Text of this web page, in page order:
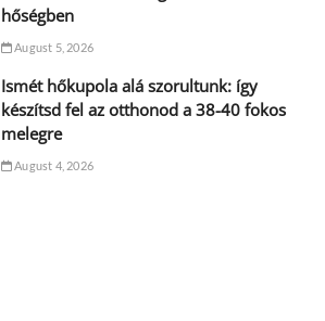
hőségben
August 5, 2026
Ismét hőkupola alá szorultunk: így
készítsd fel az otthonod a 38-40 fokos
melegre
August 4, 2026